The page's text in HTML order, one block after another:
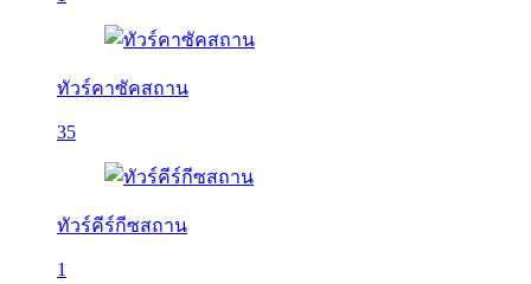
ทัวร์คาซัคสถาน
35
ทัวร์คีร์กีซสถาน
1